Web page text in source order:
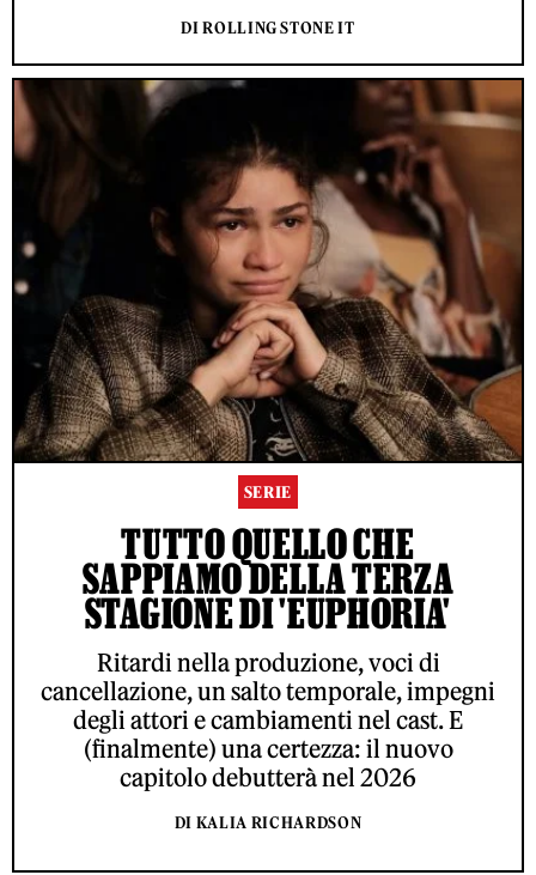
DI ROLLING STONE IT
SERIE
TUTTO QUELLO CHE
SAPPIAMO DELLA TERZA
STAGIONE DI 'EUPHORIA'
Ritardi nella produzione, voci di
cancellazione, un salto temporale, impegni
degli attori e cambiamenti nel cast. E
(finalmente) una certezza: il nuovo
capitolo debutterà nel 2026
DI KALIA RICHARDSON